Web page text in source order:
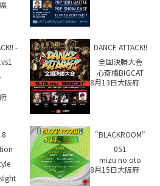
-
DANCE ATTACK!!
全国決勝大会
心斎橋BIGCAT
8月13日大阪府
"BLACKROOM"
051
mizu no oto
8月15日大阪府